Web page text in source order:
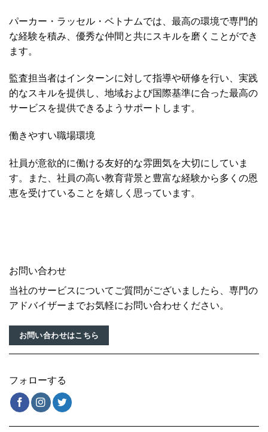
パーカー・ラッセル・ベトナムでは、最高の環境で専門的
な経験を積み、優秀な仲間と共にスキルを磨くことができ
ます。
監査担当者はインターンに対して指導や研修を行い、実践
的なスキルを提供し、地域および国際基準に合った最高の
サービスを提供できるようサポートします。
働きやすい職場環境
社員が意欲的に働ける友好的な雰囲気を大切にしていま
す。また、社員の高い教育背景と豊富な経験から多くの恩
恵を受けていることを嬉しく思っています。
お問い合わせ
当社のサービスについてご質問がございましたら、専門の
アドバイザーまでお気軽にお問い合わせください。
お問い合わせはこちら
フォローする